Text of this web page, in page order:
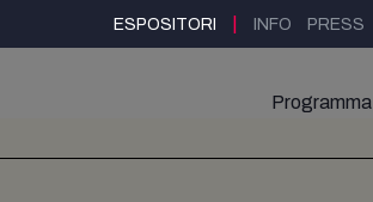
ESPOSITORI INFO PRESS
Programma